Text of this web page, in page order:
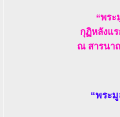
“พร
กุฏิหลังแ
ณ สารนา
“พระ